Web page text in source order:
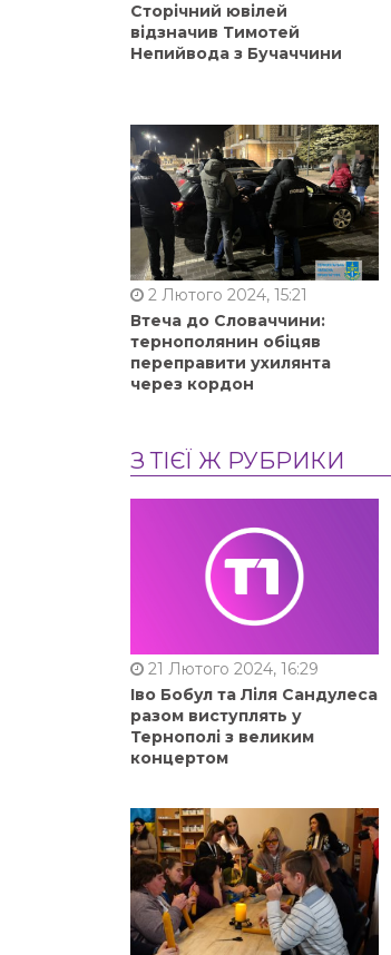
Сторічний ювілей
відзначив Тимотей
Непийвода з Бучаччини
2 Лютого 2024, 15:21
Втеча до Словаччини:
тернополянин обіцяв
переправити ухилянта
через кордон
З ТІЄЇ Ж РУБРИКИ
21 Лютого 2024, 16:29
Іво Бобул та Ліля Сандулеса
разом виступлять у
Тернополі з великим
концертом